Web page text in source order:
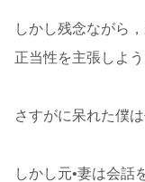
しかし残念ながら
正当性を主張しよう
さすがに呆れた僕
しかし元•妻は会話